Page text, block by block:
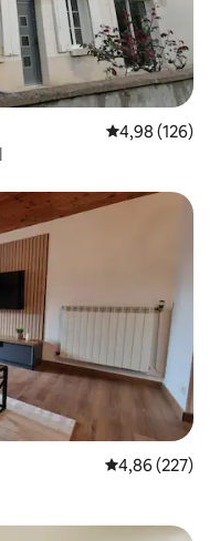
საშუალო
4,98 (126)
საშუალო
4,86 (227)